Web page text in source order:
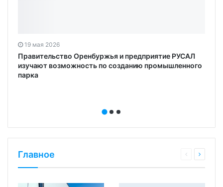
19 мая 2026
Правительство Оренбуржья и предприятие РУСАЛ
изучают возможность по созданию промышленного
парка
Главное